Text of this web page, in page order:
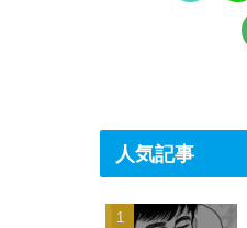
人気記事